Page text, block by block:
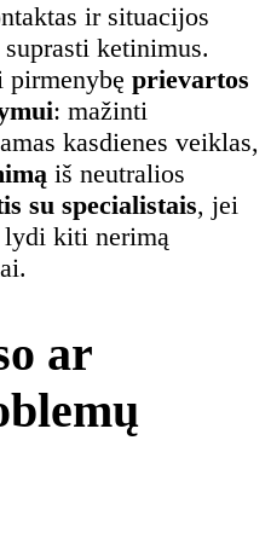
ir situacijos
ketinimus.
pirmenybę prievartos
: mažinti
kasdienes veiklas,
iš neutralios
su specialistais, jei
lydi kiti nerimą
ar